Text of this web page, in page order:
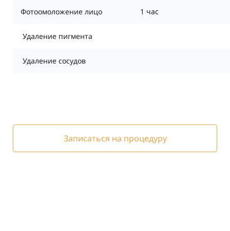
Фотоомоложение лицо 1 час
Удаление пигмента
Удаление сосудов
Записаться на процедуру